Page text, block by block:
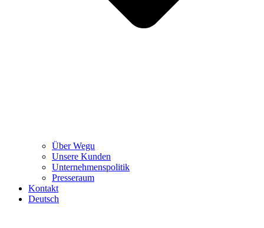
Über Wegu
Unsere Kunden
Unternehmenspolitik
Presseraum
Kontakt
Deutsch